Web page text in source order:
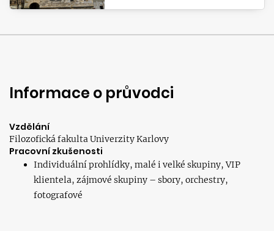
Informace o průvodci
Vzdělání
Filozofická fakulta Univerzity Karlovy
Pracovní zkušenosti
Individuální prohlídky, malé i velké skupiny, VIP
klientela, zájmové skupiny – sbory, orchestry,
fotografové